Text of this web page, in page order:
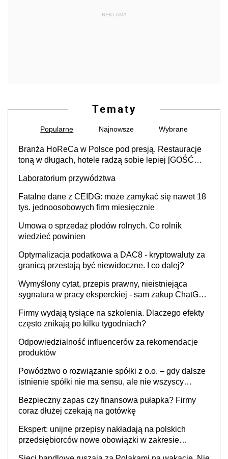
REKLAMA
Tematy
Popularne Najnowsze Wybrane
Branża HoReCa w Polsce pod presją. Restauracje
toną w długach, hotele radzą sobie lepiej [GOŚĆ
Laboratorium przywództwa
Fatalne dane z CEIDG: może zamykać się nawet 18
tys. jednoosobowych firm miesięcznie
Umowa o sprzedaż płodów rolnych. Co rolnik
wiedzieć powinien
Optymalizacja podatkowa a DAC8 - kryptowaluty za
granicą przestają być niewidoczne. I co dalej?
Wymyślony cytat, przepis prawny, nieistniejąca
sygnatura w pracy eksperckiej - sam zakup ChatGPT
Firmy wydają tysiące na szkolenia. Dlaczego efekty
często znikają po kilku tygodniach?
Odpowiedzialność influencerów za rekomendacje
produktów
Powództwo o rozwiązanie spółki z o.o. – gdy dalsze
istnienie spółki nie ma sensu, ale nie wszyscy
Bezpieczny zapas czy finansowa pułapka? Firmy
coraz dłużej czekają na gotówkę
Ekspert: unijne przepisy nakładają na polskich
przedsiębiorców nowe obowiązki w zakresie